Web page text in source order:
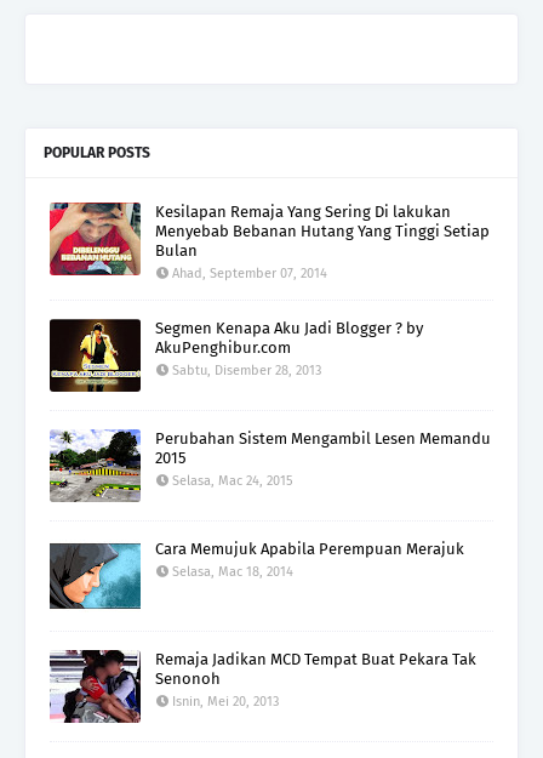
POPULAR POSTS
Kesilapan Remaja Yang Sering Di lakukan
Menyebab Bebanan Hutang Yang Tinggi Setiap
Bulan
Ahad, September 07, 2014
Segmen Kenapa Aku Jadi Blogger ? by
AkuPenghibur.com
Sabtu, Disember 28, 2013
Perubahan Sistem Mengambil Lesen Memandu
2015
Selasa, Mac 24, 2015
Cara Memujuk Apabila Perempuan Merajuk
Selasa, Mac 18, 2014
Remaja Jadikan MCD Tempat Buat Pekara Tak
Senonoh
Isnin, Mei 20, 2013